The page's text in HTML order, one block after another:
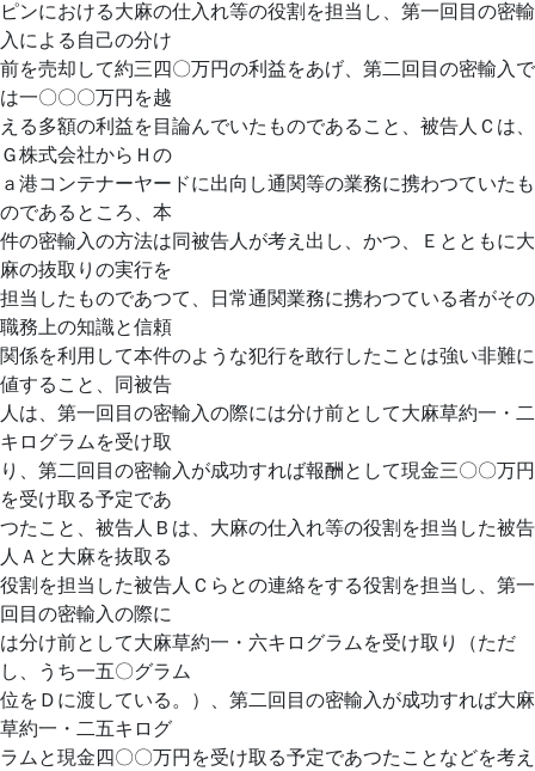
ピンにおける大麻の仕入れ等の役割を担当し、第一回目の密輸
入による自己の分け
前を売却して約三四〇万円の利益をあげ、第二回目の密輸入で
は一〇〇〇万円を越
える多額の利益を目論んでいたものであること、被告人Ｃは、
Ｇ株式会社からＨの
ａ港コンテナーヤードに出向し通関等の業務に携わつていたも
のであるところ、本
件の密輸入の方法は同被告人が考え出し、かつ、Ｅとともに大
麻の抜取りの実行を
担当したものであつて、日常通関業務に携わつている者がその
職務上の知識と信頼
関係を利用して本件のような犯行を敢行したことは強い非難に
値すること、同被告
人は、第一回目の密輸入の際には分け前として大麻草約一・二
キログラムを受け取
り、第二回目の密輸入が成功すれば報酬として現金三〇〇万円
を受け取る予定であ
つたこと、被告人Ｂは、大麻の仕入れ等の役割を担当した被告
人Ａと大麻を抜取る
役割を担当した被告人Ｃらとの連絡をする役割を担当し、第一
回目の密輸入の際に
は分け前として大麻草約一・六キログラムを受け取り（ただ
し、うち一五〇グラム
位をＤに渡している。）、第二回目の密輸入が成功すれば大麻
草約一・二五キログ
ラムと現金四〇〇万円を受け取る予定であつたことなどを考え